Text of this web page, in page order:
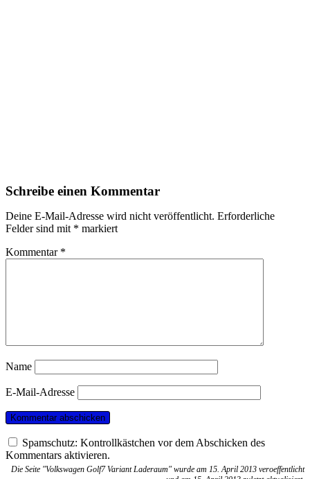
Schreibe einen Kommentar
Deine E-Mail-Adresse wird nicht veröffentlicht. Erforderliche
Felder sind mit * markiert
Kommentar *
Name
E-Mail-Adresse
Spamschutz: Kontrollkästchen vor dem Abschicken des
Kommentars aktivieren.
Die Seite "Volkswagen Golf7 Variant Laderaum" wurde am 15. April 2013 veroeffentlicht